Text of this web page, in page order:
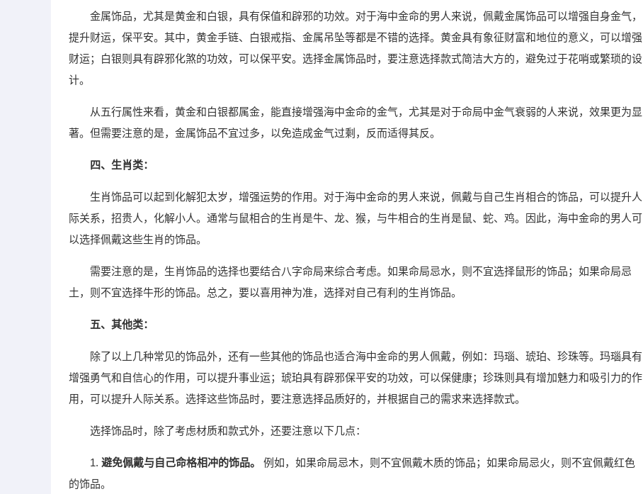
金属饰品，尤其是黄金和白银，具有保值和辟邪的功效。对于海中金命的男人来说，佩戴金属饰品可以增强自身金气，
提升财运，保平安。其中，黄金手链、白银戒指、金属吊坠等都是不错的选择。黄金具有象征财富和地位的意义，可以增强
财运；白银则具有辟邪化煞的功效，可以保平安。选择金属饰品时，要注意选择款式简洁大方的，避免过于花哨或繁琐的设
计。
从五行属性来看，黄金和白银都属金，能直接增强海中金命的金气，尤其是对于命局中金气衰弱的人来说，效果更为显
著。但需要注意的是，金属饰品不宜过多，以免造成金气过剩，反而适得其反。
四、生肖类：
生肖饰品可以起到化解犯太岁，增强运势的作用。对于海中金命的男人来说，佩戴与自己生肖相合的饰品，可以提升人
际关系，招贵人，化解小人。通常与鼠相合的生肖是牛、龙、猴，与牛相合的生肖是鼠、蛇、鸡。因此，海中金命的男人可
以选择佩戴这些生肖的饰品。
需要注意的是，生肖饰品的选择也要结合八字命局来综合考虑。如果命局忌水，则不宜选择鼠形的饰品；如果命局忌
土，则不宜选择牛形的饰品。总之，要以喜用神为准，选择对自己有利的生肖饰品。
五、其他类：
除了以上几种常见的饰品外，还有一些其他的饰品也适合海中金命的男人佩戴，例如：玛瑙、琥珀、珍珠等。玛瑙具有
增强勇气和自信心的作用，可以提升事业运；琥珀具有辟邪保平安的功效，可以保健康；珍珠则具有增加魅力和吸引力的作
用，可以提升人际关系。选择这些饰品时，要注意选择品质好的，并根据自己的需求来选择款式。
选择饰品时，除了考虑材质和款式外，还要注意以下几点：
1. 避免佩戴与自己命格相冲的饰品。
例如，如果命局忌木，则不宜佩戴木质的饰品；如果命局忌火，则不宜佩戴红色
的饰品。